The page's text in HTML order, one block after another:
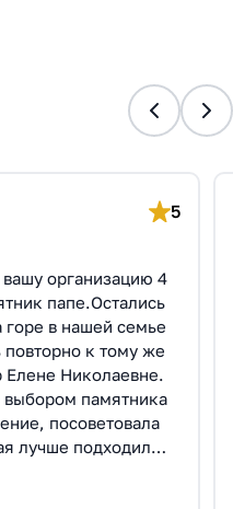
5
организацию 4
папе.Остались
горе в нашей семье
к тому же
Николаевне.
выбором памятника
посоветовала
лучше подходила
улицу, посмотрели
с